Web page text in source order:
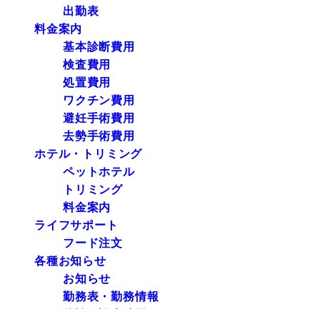
出勤表
料金案内
基本診断費用
検査費用
処置費用
ワクチン費用
避妊手術費用
去勢手術費用
ホテル・トリミング
ペットホテル
トリミング
料金案内
ライフサポート
フード注文
各種お知らせ
お知らせ
勤務表・勤務情報